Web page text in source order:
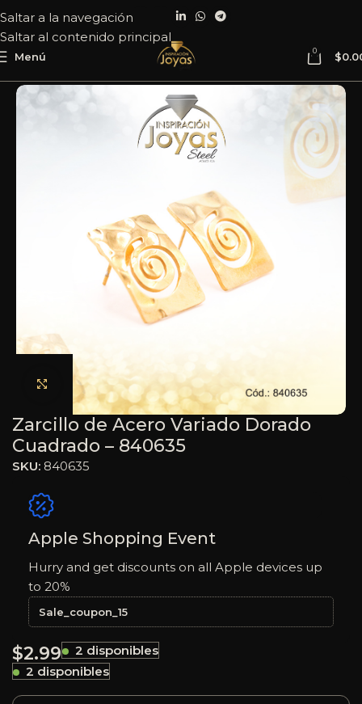
Saltar a la navegación
Saltar al contenido principal
Menú 0 $
Haga clic para ampliar
Zarcillo de Acero Variado Dorado
Cuadrado – 840635
SKU: 840635
Apple Shopping Event
Hurry and get discounts on all Apple devices up
to 20%
Sale_coupon_15
$2.99
2 disponibles
2 disponibles